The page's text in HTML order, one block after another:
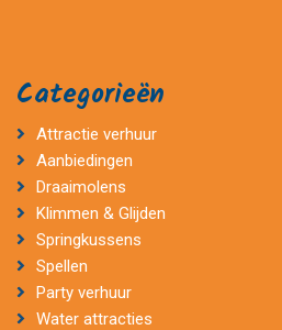
Categorieën
Attractie verhuur
Aanbiedingen
Draaimolens
Klimmen & Glijden
Springkussens
Spellen
Party verhuur
Water attracties